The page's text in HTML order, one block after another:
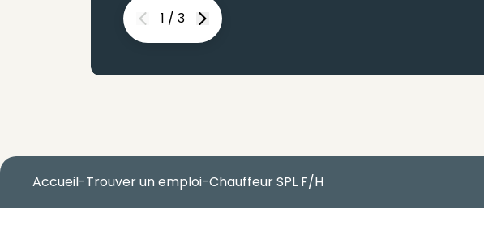
1 / 3
Next
Accueil-Trouver un emploi-Chauffeur SPL F/H